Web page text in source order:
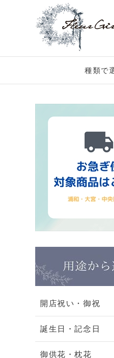
種類で
開店祝い・御祝
誕生日・記念日
御供花・枕花